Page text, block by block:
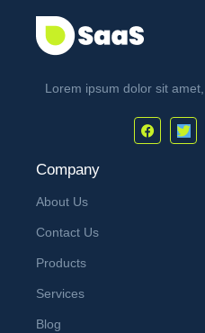
Lorem ipsum dolor sit
Company
About Us
Contact Us
Products
Services
Blog